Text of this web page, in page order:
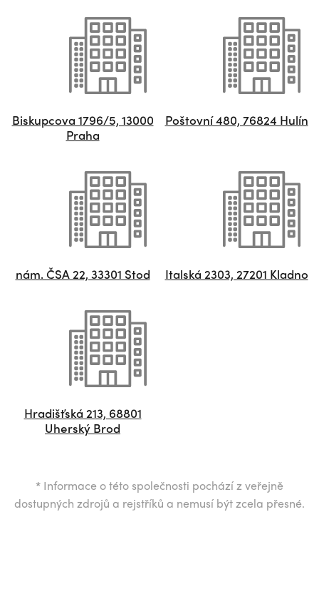
Biskupcova 1796/5, 13000
Praha
Poštovní 480, 76824 Hulín
nám. ČSA 22, 33301 Stod Italská 2303, 27201 Kladno
Hradišťská 213, 68801
Uherský Brod
* Informace o této společnosti pochází z veřejně
dostupných zdrojů a rejstříků a nemusí být zcela přesné.